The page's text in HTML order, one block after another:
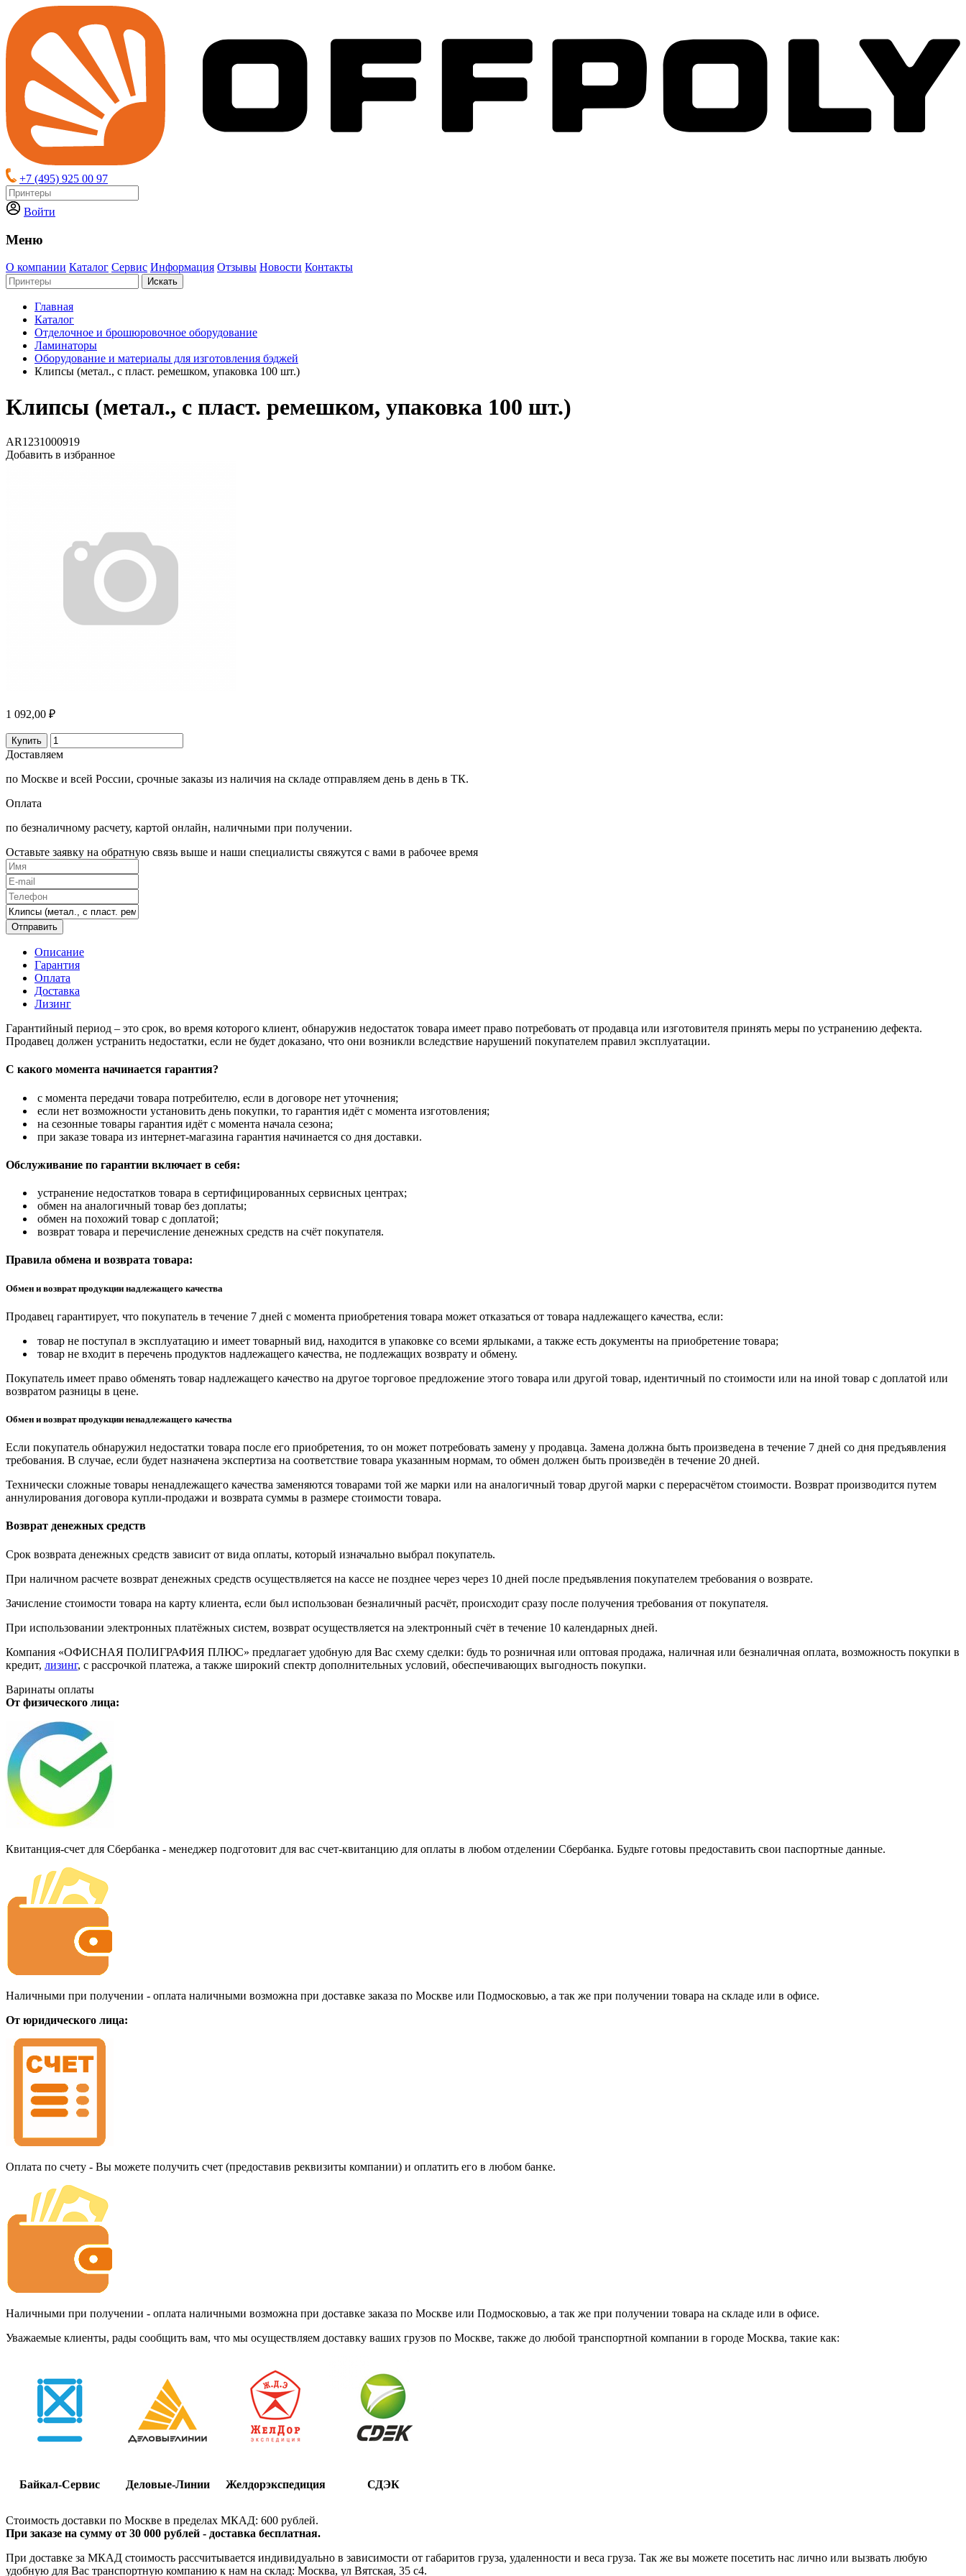
+7 (495) 925 00 97
Войти
Меню
О компании Каталог Сервис Информация Отзывы Новости Контакты
Искать
Главная
Каталог
Отделочное и брошюровочное оборудование
Ламинаторы
Оборудование и материалы для изготовления бэджей
Клипсы (метал., с пласт. ремешком, упаковка 100 шт.)
Клипсы (метал., с пласт. ремешком, упаковка 100 шт.)
AR1231000919
Добавить в избранное
1 092,00 ₽
Купить
Доставляем
по Москве и всей России, срочные заказы из наличия на складе отправляем день в день в ТК.
Оплата
по безналичному расчету, картой онлайн, наличными при получении.
Оставьте заявку на обратную связь выше и наши специалисты свяжутся с вами в рабочее время
Отправить
Описание
Гарантия
Оплата
Доставка
Лизинг
Гарантийный период – это срок, во время которого клиент, обнаружив недостаток товара имеет право потребовать от продавца или изготовителя принять меры по устранению дефекта.
Продавец должен устранить недостатки, если не будет доказано, что они возникли вследствие нарушений покупателем правил эксплуатации.
С какого момента начинается гарантия?
с момента передачи товара потребителю, если в договоре нет уточнения;
если нет возможности установить день покупки, то гарантия идёт с момента изготовления;
на сезонные товары гарантия идёт с момента начала сезона;
при заказе товара из интернет-магазина гарантия начинается со дня доставки.
Обслуживание по гарантии включает в себя:
устранение недостатков товара в сертифицированных сервисных центрах;
обмен на аналогичный товар без доплаты;
обмен на похожий товар с доплатой;
возврат товара и перечисление денежных средств на счёт покупателя.
Правила обмена и возврата товара:
Обмен и возврат продукции надлежащего качества
Продавец гарантирует, что покупатель в течение 7 дней с момента приобретения товара может отказаться от товара надлежащего качества, если:
товар не поступал в эксплуатацию и имеет товарный вид, находится в упаковке со всеми ярлыками, а также есть документы на приобретение товара;
товар не входит в перечень продуктов надлежащего качества, не подлежащих возврату и обмену.
Покупатель имеет право обменять товар надлежащего качество на другое торговое предложение этого товара или другой товар, идентичный по стоимости или на иной товар с доплатой или
возвратом разницы в цене.
Обмен и возврат продукции ненадлежащего качества
Если покупатель обнаружил недостатки товара после его приобретения, то он может потребовать замену у продавца. Замена должна быть произведена в течение 7 дней со дня предъявления
требования. В случае, если будет назначена экспертиза на соответствие товара указанным нормам, то обмен должен быть произведён в течение 20 дней.
Технически сложные товары ненадлежащего качества заменяются товарами той же марки или на аналогичный товар другой марки с перерасчётом стоимости. Возврат производится путем
аннулирования договора купли-продажи и возврата суммы в размере стоимости товара.
Возврат денежных средств
Срок возврата денежных средств зависит от вида оплаты, который изначально выбрал покупатель.
При наличном расчете возврат денежных средств осуществляется на кассе не позднее через через 10 дней после предъявления покупателем требования о возврате.
Зачисление стоимости товара на карту клиента, если был использован безналичный расчёт, происходит сразу после получения требования от покупателя.
При использовании электронных платёжных систем, возврат осуществляется на электронный счёт в течение 10 календарных дней.
Компания «ОФИСНАЯ ПОЛИГРАФИЯ ПЛЮС» предлагает удобную для Вас схему сделки: будь то розничная или оптовая продажа, наличная или безналичная оплата, возможность покупки в
кредит, лизинг, с рассрочкой платежа, а также широкий спектр дополнительных условий, обеспечивающих выгодность покупки.
Варинаты оплаты
От физического лица:
Квитанция-счет для Сбербанка - менеджер подготовит для вас счет-квитанцию для оплаты в любом отделении Сбербанка. Будьте готовы предоставить свои паспортные данные.
Наличными при получении - оплата наличными возможна при доставке заказа по Москве или Подмосковью, а так же при получении товара на складе или в офисе.
От юридического лица:
Оплата по счету - Вы можете получить счет (предоставив реквизиты компании) и оплатить его в любом банке.
Наличными при получении - оплата наличными возможна при доставке заказа по Москве или Подмосковью, а так же при получении товара на складе или в офисе.
Уважаемые клиенты, рады сообщить вам, что мы осуществляем доставку ваших грузов по Москве, также до любой транспортной компании в городе Москва, такие как:
Байкал-Сервис Деловые-Линии Желдорэкспедиция СДЭК
Стоимость доставки по Москве в пределах МКАД: 600 рублей.
При заказе на сумму от 30 000 рублей - доставка бесплатная.
При доставке за МКАД стоимость рассчитывается индивидуально в зависимости от габаритов груза, удаленности и веса груза. Так же вы можете посетить нас лично или вызвать любую
удобную для Вас транспортную компанию к нам на склад: Москва, ул Вятская, 35 c4.